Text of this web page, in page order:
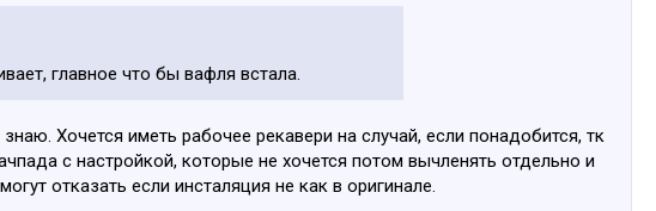
главное что бы вафля встала.
Хочется иметь рабочее рекавери на случай, если понадобится, тк
с настройкой, которые не хочется потом вычленять отдельно и
отказать если инсталяция не как в оригинале.